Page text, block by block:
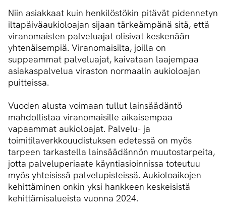
Niin asiakkaat kuin henkilöstökin pitävät pidennetyn
iltapäiväaukioloajan sijaan tärkeämpänä sitä, että
viranomaisten palveluajat olisivat keskenään
yhtenäisempiä. Viranomaisilta, joilla on
suppeammat palveluajat, kaivataan laajempaa
asiakaspalvelua viraston normaalin aukioloajan
puitteissa.
Vuoden alusta voimaan tullut lainsäädäntö
mahdollistaa viranomaisille aikaisempaa
vapaammat aukioloajat. Palvelu- ja
toimitilaverkkouudistuksen edetessä on myös
tarpeen tarkastella lainsäädännön muutostarpeita,
jotta palveluperiaate käyntiasioinnissa toteutuu
myös yhteisissä palvelupisteissä. Aukioloaikojen
kehittäminen onkin yksi hankkeen keskeisistä
kehittämisalueista vuonna 2024.